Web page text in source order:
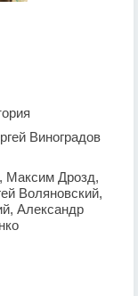
Виноградов
Максим Дрозд,
Воляновский,
Александр